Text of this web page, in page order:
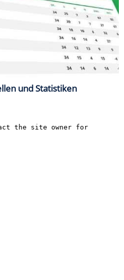
und Statistiken